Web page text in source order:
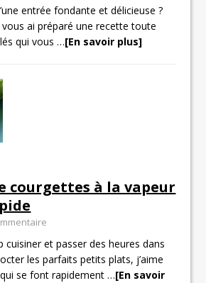
entrée fondante et délicieuse ?
ai préparé une recette toute
qui vous…[En savoir plus]
courgettes à la vapeur
cuisiner et passer des heures dans
les parfaits petits plats, j’aime
se font rapidement…[En savoir